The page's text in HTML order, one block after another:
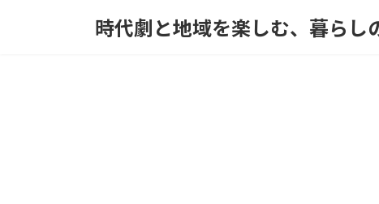
時代劇と地域を楽しむ、暮らし